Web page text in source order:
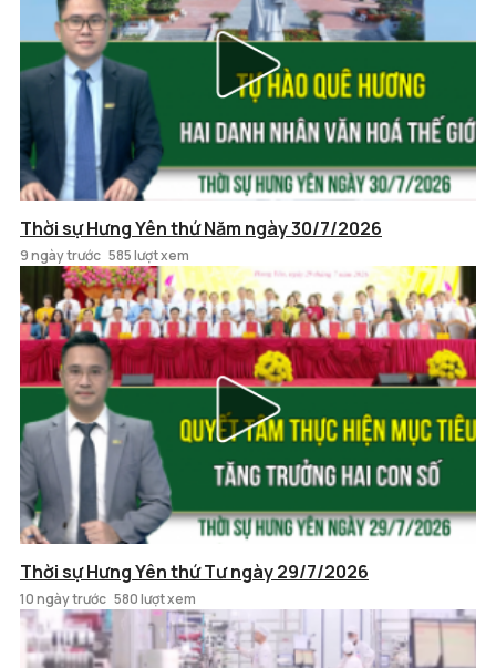
Thời sự Hưng Yên thứ Năm ngày 30/7/2026
9 ngày trước 585 lượt xem
Thời sự Hưng Yên thứ Tư ngày 29/7/2026
10 ngày trước 580 lượt xem